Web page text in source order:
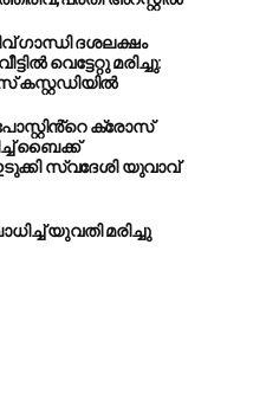
ഗാന്ധി ദശലക്ഷം
വെട്ടേറ്റു മരിച്ചു:
കസ്റ്റഡിയിൽ
ക്രോസ്
ബൈക്ക്
സ്വദേശി യുവാവ്
യുവതി മരിച്ചു